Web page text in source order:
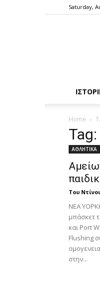
Saturday,
Home
ΑΘΛΗΤΙΚΑ
Του
ΝΕΑ
μπάσκετ
και Port
Flushing
στην...